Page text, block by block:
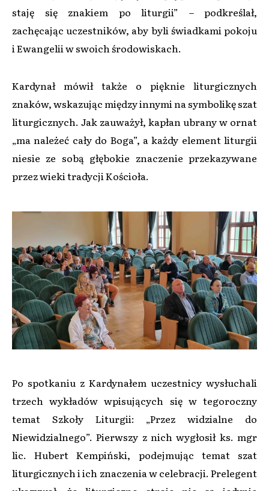
staję się znakiem po liturgii” – podkreślał,
zachęcając uczestników, aby byli świadkami pokoju
i Ewangelii w swoich środowiskach.
Kardynał mówił także o pięknie liturgicznych
znaków, wskazując między innymi na symbolikę szat
liturgicznych. Jak zauważył, kapłan ubrany w ornat
„ma należeć cały do Boga”, a każdy element liturgii
niesie ze sobą głębokie znaczenie przekazywane
przez wieki tradycji Kościoła.
Po spotkaniu z Kardynałem uczestnicy wysłuchali
trzech wykładów wpisujących się w tegoroczny
temat Szkoły Liturgii: „Przez widzialne do
Niewidzialnego”. Pierwszy z nich wygłosił ks. mgr
lic. Hubert Kempiński, podejmując temat szat
liturgicznych i ich znaczenia w celebracji. Prelegent